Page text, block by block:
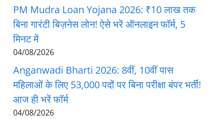
PM Mudra Loan Yojana 2026: ₹10 लाख तक
बिना गारंटी बिज़नेस लोन! ऐसे भरें ऑनलाइन फॉर्म, 5
मिनट में
04/08/2026
Anganwadi Bharti 2026: 8वीं, 10वीं पास
महिलाओं के लिए 53,000 पदों पर बिना परीक्षा बंपर भर्ती!
आज ही भरें फॉर्म
04/08/2026